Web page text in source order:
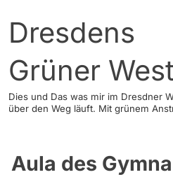
content
Dresdens
Grüner
Dies und Das was mir im Dresdner
über den Weg läuft. Mit grünem
Aula des